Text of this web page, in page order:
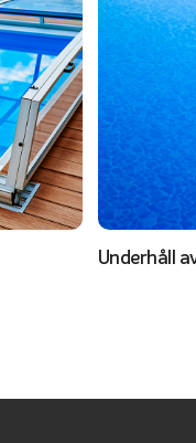
Underhåll